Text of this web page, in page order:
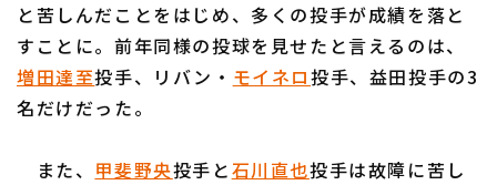
と苦しんだことをはじめ、多くの投手が成績を落と
すことに。前年同様の投球を見せたと言えるのは、
増田達至投手、リバン・ モイネロ投手、益田投手の3
名だけだった。
また、 甲斐野央投手と石川直也投手は故障に苦し